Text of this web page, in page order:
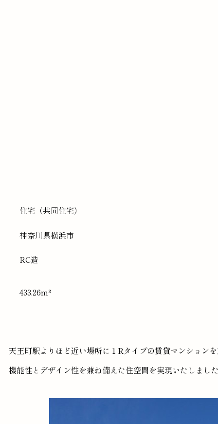
住宅（共同住宅）
神奈川県横浜市
RC造
433.26m³
天王町駅よりほど近い場所に１Rタイプの賃貸マンション
機能性とデザイン性を兼ね備えた住空間を実現いたしまし